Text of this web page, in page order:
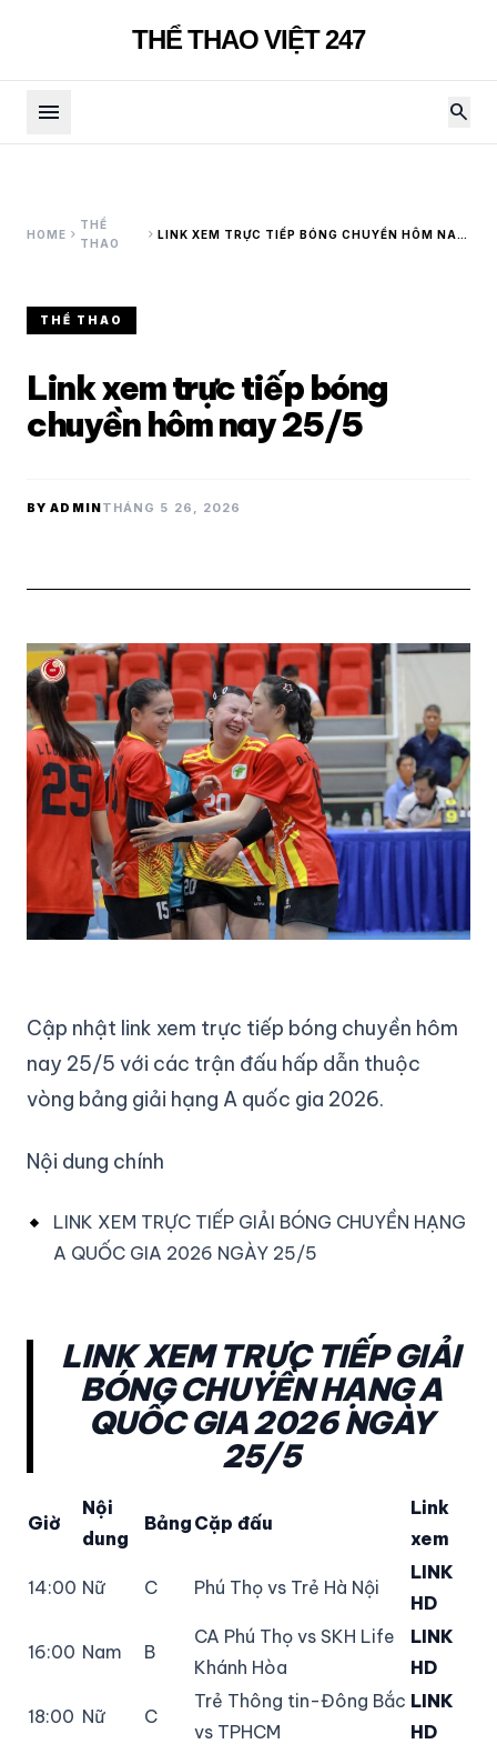
THỂ THAO VIỆT 247
menu search
HOME chevron_right
THỂ
THAO
chevron_rightLINK XEM TRỰC TIẾP BÓNG CHUYỀN HÔM NAY
THỂ THAO
Link xem trực tiếp bóng
chuyền hôm nay 25/5
BY ADMINTHÁNG 5 26, 2026
Cập nhật link xem trực tiếp bóng chuyền hôm
nay 25/5 với các trận đấu hấp dẫn thuộc
vòng bảng giải hạng A quốc gia 2026.
Nội dung chính
LINK XEM TRỰC TIẾP GIẢI BÓNG CHUYỀN HẠNG
A QUỐC GIA 2026 NGÀY 25/5
LINK XEM TRỰC TIẾP GIẢI
BÓNG CHUYỀN HẠNG A
QUỐC GIA 2026 NGÀY
25/5
Giờ
Nội
dung
Bảng Cặp đấu
Link
xem
14:00 Nữ C Phú Thọ vs Trẻ Hà Nội
LINK
HD
16:00 Nam B
CA Phú Thọ vs SKH Life
Khánh Hòa
LINK
HD
18:00 Nữ C
Trẻ Thông tin-Đông Bắc
vs TPHCM
LINK
HD